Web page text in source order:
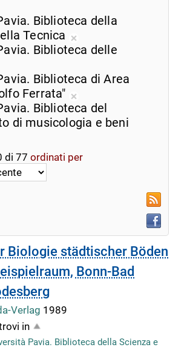
Biblioteca della
Tecnica
Rimuovi
ricerca
corrente
Biblioteca delle
Biblioteca di Area
Ferrata"
Rimuovi
dalla
Biblioteca del
di musicologia e beni
di 77 ordinati per
RSS
Biologie städtischer Böden
Bonn-Bad
Verlag 1989
in
Pavia. Biblioteca della Scienza e